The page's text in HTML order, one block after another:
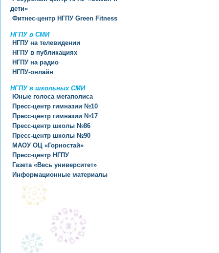
дети»
Фитнес-центр НГПУ Green Fitness
НГПУ в СМИ
НГПУ на телевидении
НГПУ в публикациях
НГПУ на радио
НГПУ-онлайн
НГПУ в школьных СМИ
Юные голоса мегаполиса
Пресс-центр гимназии №10
Пресс-центр гимназии №17
Пресс-центр школы №86
Пресс-центр школы №90
МАОУ ОЦ «Горностай»
Пресс-центр НГПУ
Газета «Весь университет»
Информационные материалы